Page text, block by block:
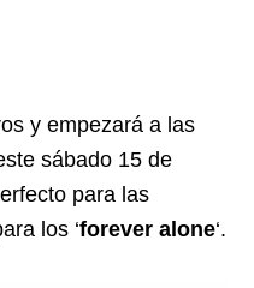
y empezará a las
sábado 15 de
para las
los ‘forever alone‘.